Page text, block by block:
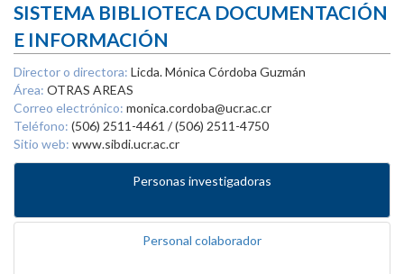
SISTEMA BIBLIOTECA DOCUMENTACIÓN
E INFORMACIÓN
Director o directora: Licda. Mónica Córdoba Guzmán
Área: OTRAS AREAS
Correo electrónico: monica.cordoba@ucr.ac.cr
Teléfono: (506) 2511-4461 / (506) 2511-4750
Sitio web: www.sibdi.ucr.ac.cr
Personas investigadoras
Personal colaborador